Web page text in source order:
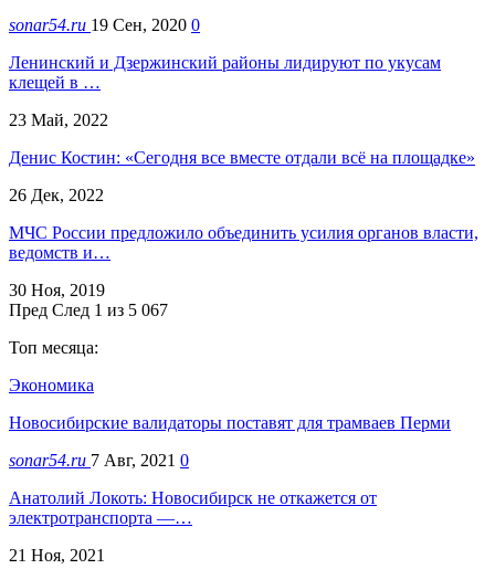
sonar54.ru 19 Сен, 2020 0
Ленинский и Дзержинский районы лидируют по укусам
клещей в …
23 Май, 2022
Денис Костин: «Сегодня все вместе отдали всё на площадке»
26 Дек, 2022
МЧС России предложило объединить усилия органов власти,
ведомств и…
30 Ноя, 2019
Пред След 1 из 5 067
Топ месяца:
Экономика
Новосибирские валидаторы поставят для трамваев Перми
sonar54.ru 7 Авг, 2021 0
Анатолий Локоть: Новосибирск не откажется от
электротранспорта —…
21 Ноя, 2021